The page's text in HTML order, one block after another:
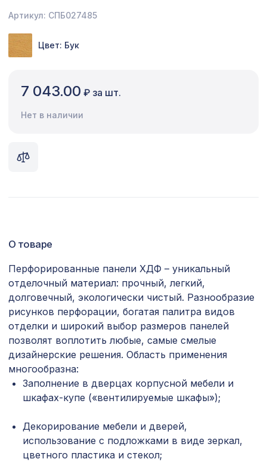
Плинтусы
Распродажа
Экраны для радиаторов
Перфорированная панель ГОТИКА,
1000х680мм, ХДФ, ольха
Плинтус PX013, 50х15, 2000мм,
Экополимер/14
497 ₽
ПОРТАЛ КВАДРО, орех итальянский 6629 ₽
Экран для радиатора, МОДЕРН,
рамка 900х600мм, перфорация
для балки 120х120мм венге, консоль
рустик
197 ₽
Артикул: СПБ027485
Цвет: Бук
7 043.00 ₽ за шт.
Нет в наличии
О товаре
Перфорированные панели ХДФ – уникальный
отделочный материал: прочный, легкий,
долговечный, экологически чистый. Разнообразие
рисунков перфорации, богатая палитра видов
отделки и широкий выбор размеров панелей
позволят воплотить любые, самые смелые
дизайнерские решения. Область применения
многообразна:
Заполнение в дверцах корпусной мебели и
шкафах-купе («вентилируемые шкафы»);
Декорирование мебели и дверей,
использование с подложками в виде зеркал,
цветного пластика и стекол;